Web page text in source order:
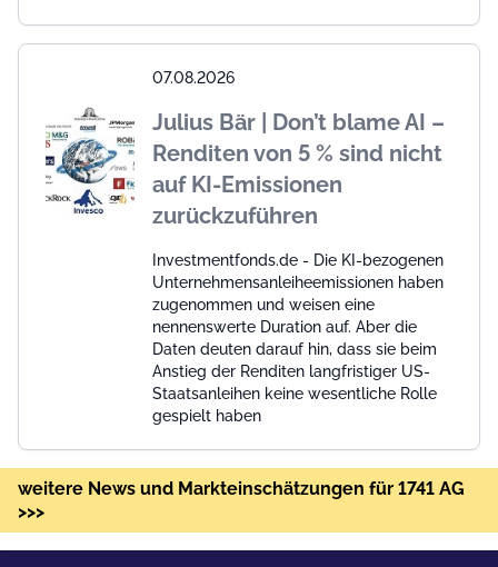
07.08.2026
Julius Bär | Don’t blame AI –
Renditen von 5 % sind nicht
auf KI-Emissionen
zurückzuführen
Investmentfonds.de - Die KI-bezogenen
Unternehmensanleiheemissionen haben
zugenommen und weisen eine
nennenswerte Duration auf. Aber die
Daten deuten darauf hin, dass sie beim
Anstieg der Renditen langfristiger US-
Staatsanleihen keine wesentliche Rolle
gespielt haben
weitere News und Markteinschätzungen für 1741 AG
>>>